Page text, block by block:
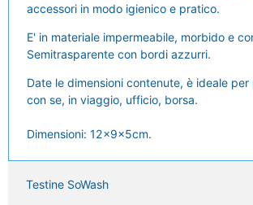
accessori in modo igienico e pratico.
E' in materiale impermeabile, morbido e
Semitrasparente con bordi azzurri.
Date le dimensioni contenute, è ideale
con se, in viaggio, ufficio, borsa.
Dimensioni: 12x9x5cm.
Testine SoWash